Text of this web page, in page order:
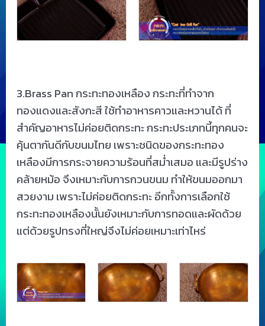
3.Brass Pan กระทะทองเหลือง กระทะที่ทำจาก
ทองแดงและสังกะสี ใช้ทำอาหารคาวและหวานได้ ที่
สำคัญอาหารไม่ค่อยติดกระทะ กระทะประเภทนี้ทุกคนจะ
คุ้นตากันดีกับขนมไทย เพราะชนิดของกระทะทอง
เหลืองมีการกระจายความร้อนที่สม่ำเสมอ และมีรูปร่าง
คล้ายหม้อ จึงเหมาะกับการกวนขนม ทำให้ขนมออกมา
สวยงาม เพราะไม่ค่อยติดกระทะ อีกทั้งการเลือกใช้
กระทะทองเหลืองนั้นยังเหมาะกับการทอดและผัดด้วย
แต่ด้วยรูปทรงที่ใหญ่จึงไม่ค่อยเหมาะเท่าไหร่